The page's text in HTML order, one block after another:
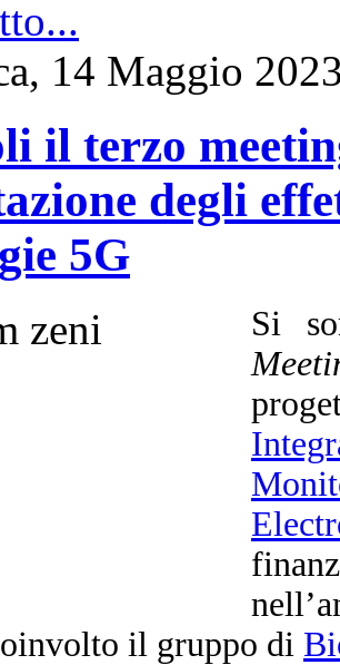
14 Maggio
il terzo
degli
5G
Si
il gruppo di